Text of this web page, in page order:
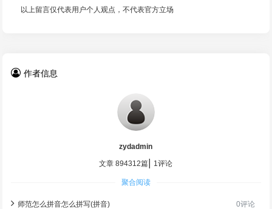
以上留言仅代表用户个人观点，不代表官方立场
作者信息
zydadmin
文章 894312篇
1评论
聚合阅读
师范怎么拼音怎么拼写(拼音) 0评论